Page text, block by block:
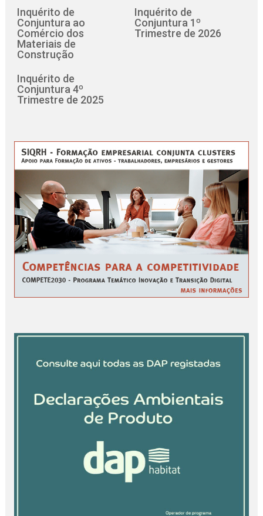
Inquérito de
Conjuntura ao
Comércio dos
Materiais de
Construção
Inquérito de
Conjuntura 1º
Trimestre de 2026
Inquérito de
Conjuntura 4º
Trimestre de 2025